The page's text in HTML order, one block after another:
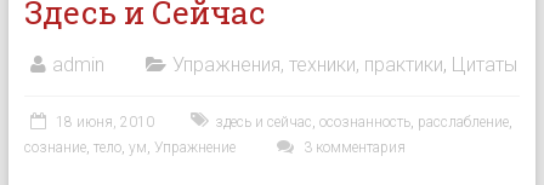
Здесь и Сейчас
admin Упражнения, техники, практики, Цитаты
18 июня, 2010 здесь и сейчас, осознанность, расслабление,
сознание, тело, ум, Упражнение 3 комментария